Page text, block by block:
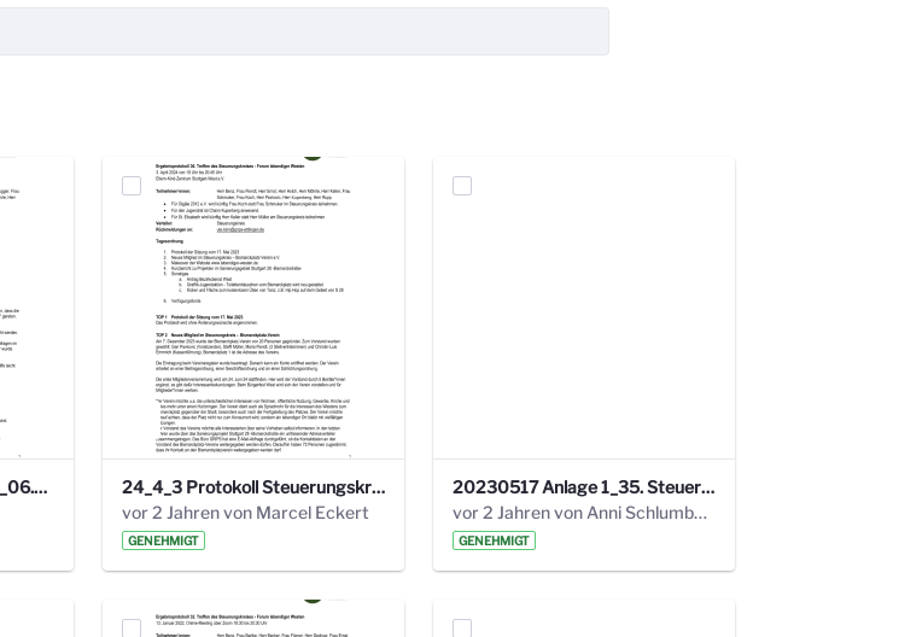
Protokoll Steuerungskreis_06.02.2025 .pdf
24_4_3 Protokoll Steuerungskreis.pdf
vor 2 Jahren von Marcel Eckert
GENEHMIGT
20230517 Anlage 1_35. Steuerungskreis.pdf
vor 2 Jahren von Anni Schlumberger
GENEHMIGT